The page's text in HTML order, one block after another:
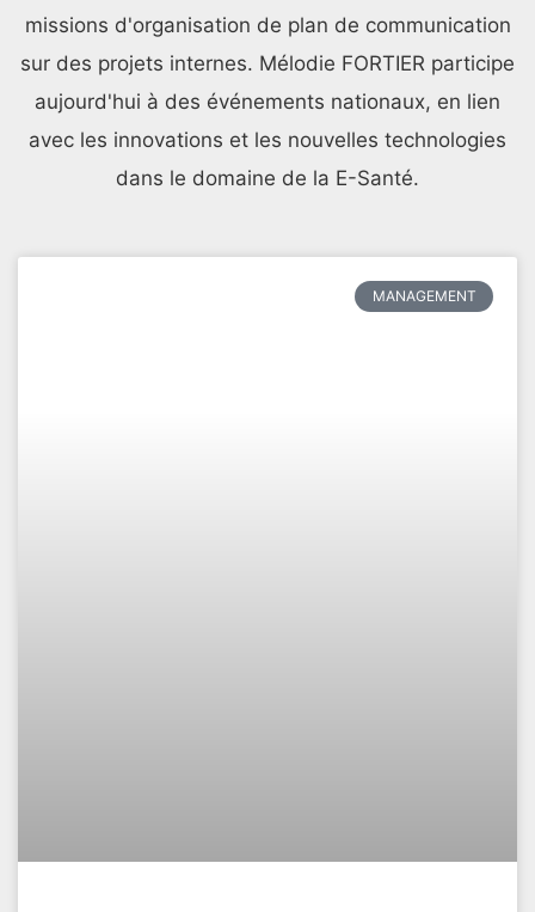
missions d'organisation de plan de communication
sur des projets internes. Mélodie FORTIER participe
aujourd'hui à des événements nationaux, en lien
avec les innovations et les nouvelles technologies
dans le domaine de la E-Santé.
MANAGEMENT